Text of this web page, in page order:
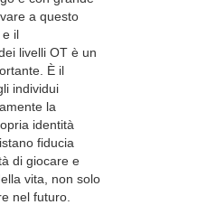
a questo
e il
livelli OT è un
È il
individui
la
identità
fiducia
di giocare e
vita, non solo
nel futuro.